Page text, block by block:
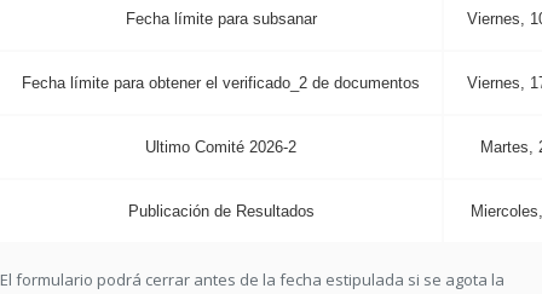
Fecha límite para subsanar Viernes,
Fecha límite para obtener el verificado_2 de documentos Viernes,
Ultimo Comité 2026-2 Martes,
Publicación de Resultados
El formulario podrá cerrar antes de la fecha estipulada si se agota la